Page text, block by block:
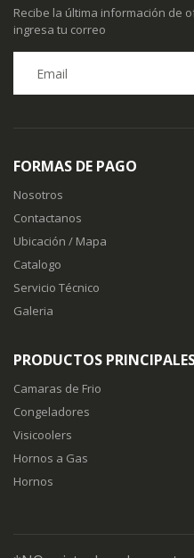
Recibe la última información de
ingresa tu correo
FORMAS DE PAGO
Nosotros
Contactanos
Ubicación / Mapa
Catalogo
Servicio Técnico
Galeria
PRODUCTOS
Camaras de Frio
Congeladores
Visicoolers
Hornos a Gas
Hornos